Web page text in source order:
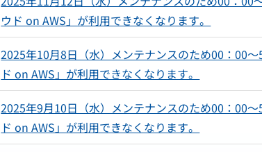
ウド on AWS」が利用できなくなります。
2025年10月8日（水）メンテナンスのため00：00
ド on AWS」が利用できなくなります。
2025年9月10日（水）メンテナンスのため00：00
ド on AWS」が利用できなくなります。